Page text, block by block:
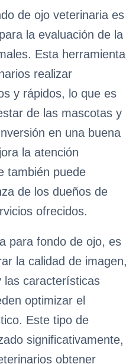
de ojo veterinaria es
la evaluación de la
Esta herramienta
realizar
y rápidos, lo que es
de las mascotas y
en una buena
la atención
también puede
de los dueños de
ofrecidos.
para fondo de ojo, es
la calidad de imagen,
las características
optimizar el
Este tipo de
significativamente,
obtener